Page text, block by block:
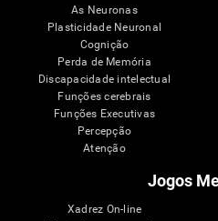
As Neuronas
Plasticidade Neuronal
Cognição
Perda de Memória
Discapacidade intelectual
Funções cerebrais
Funções Executivas
Percepção
Atenção
Jogos
Xadrez On-line